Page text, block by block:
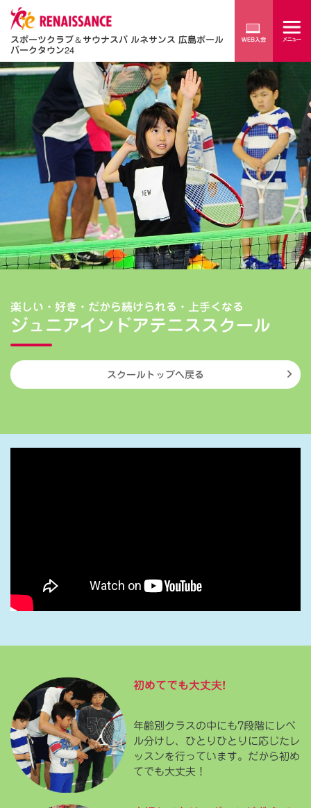
スポーツクラブ＆サウナスパ ルネサンス 広島ボール
パークタウン24
楽しい・好き・だから続けられる・上手くなる
ジュニアインドアテニススクール
スクールトップへ戻る
初めてでも大丈夫!
年齢別クラスの中にも7段階にレベ
ル分けし、ひとりひとりに応じたレ
ッスンを行っています。だから初め
てでも大丈夫！